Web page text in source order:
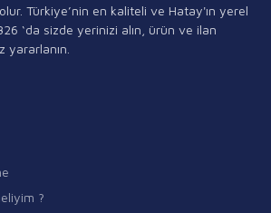
Türkiye’nin en kaliteli ve Hatay'ın yerel
‘da sizde yerinizi alın, ürün ve ilan
?